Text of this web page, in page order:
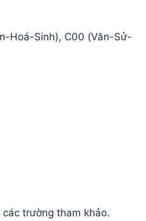
Hoá-Sinh), C00 (Văn-Sử-
trường tham khảo.